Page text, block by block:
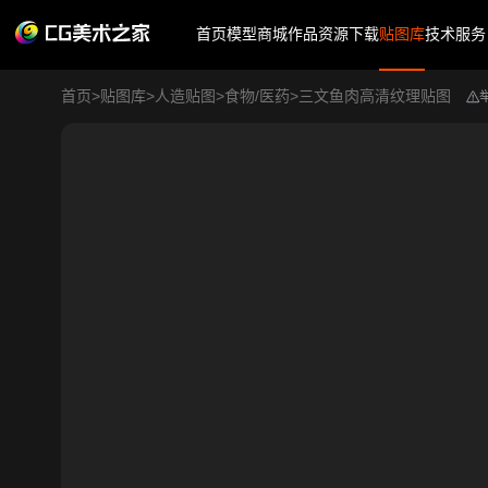
首页模型商城作品资源下载贴图库技术服务
首页>贴图库>人造贴图>食物/医药>三文鱼肉高清纹理贴图